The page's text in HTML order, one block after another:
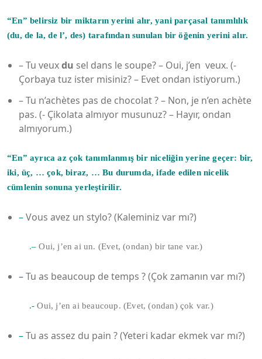
“En” belirsiz bir miktarın yerini alır, yani parçasal tanımlılık
(du, de la, de l’, des) tarafından sunulan bir öğenin yerini alır.
– Tu veuxdu sel dans le soupe? – Oui, j’en veux. (-
Çorbaya tuz ister misiniz? – Evet ondan istiyorum.)
– Tu n’achètes pas de chocolat ? – Non, je n’en achète
pas. (- Çikolata almıyor musunuz? – Hayır, ondan
almıyorum.)
“En” ayrıca az çok tanımlanmış bir niceliğin yerine geçer: bir,
iki, üç, … çok, biraz, … Bu durumda, ifade edilen nicelik
cümlenin sonuna yerleştirilir.
–Vous avez un stylo? (Kaleminiz var mı?)
.– Oui, j’en ai un. (Evet, (ondan) bir tane var.)
–Tu as beaucoup de temps ? (Çok zamanın var mı?)
.- Oui, j’en ai beaucoup. (Evet, (ondan) çok var.)
–Tu as assez du pain ? (Yeteri kadar ekmek var mı?)